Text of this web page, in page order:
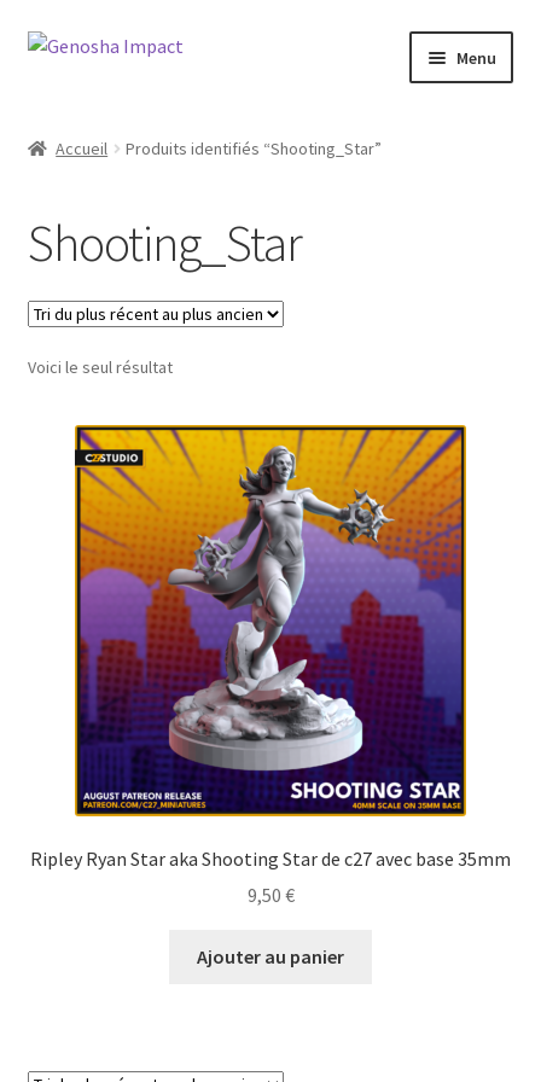
Aller
navigation
Aller
Menu
Checkout
My account
Shop
Wishlist
Accueil Produits identifiés “Shooting_Star”
Shooting_Star
Voici le seul résultat
Ripley Ryan Star aka Shooting Star de c27 avec base 35mm
9,50 €
Ajouter au panier